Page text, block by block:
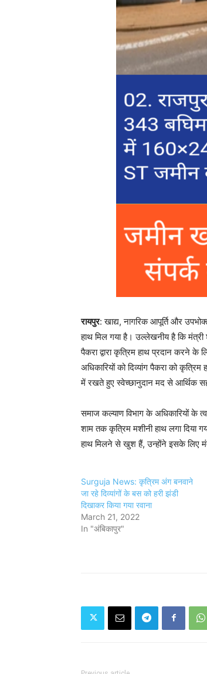
रायपुर: खाद्य, नागरिक आपूर्ति और
हाथ मिल गया है। उल्लेखनीय है कि मंत्री
पैकरा द्वारा कृत्रिम हाथ प्रदान करने
अधिकारियों को दिव्यांग पैकरा को
में रखते हुए स्वेच्छानुदान मद से आर्थिक
समाज कल्याण विभाग के अधिकारियों के
शाम तक कृत्रिम मशीनी हाथ लगा दिया
हाथ मिलने से खुश हैं, उन्होंने इसके लिए
Surguja News: कृत्रिम अंग बनवाने
जा रहे दिव्यांगों के बस को हरी झंडी
दिखाकर किया गया रवाना
March 21, 2022
In "अंबिकापुर"